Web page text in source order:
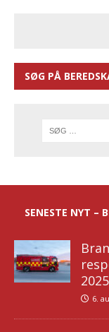
SØG PÅ
SENESTE NYT –
2025
6.